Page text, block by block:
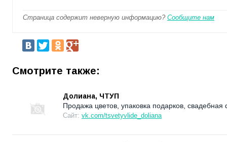
Страница содержит неверную информацию? Сообщите нам
Смотрите также:
Долиана, ЧТУП
Продажа цветов, упаковка подарков, свадебная
Сайт: vk.com/tsvetyvlide_doliana